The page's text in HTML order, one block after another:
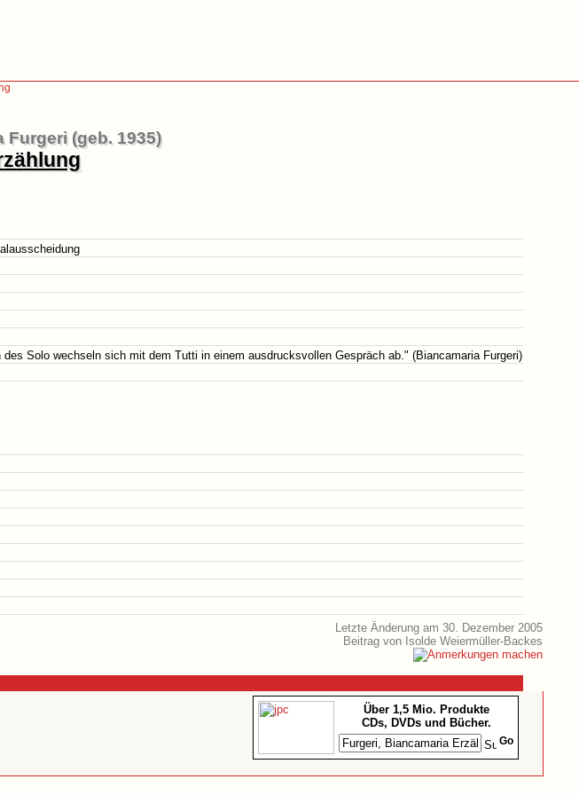
Furgeri (geb. 1935)
Solo wechseln sich mit dem Tutti in einem ausdrucksvollen Gespräch ab." (Biancamaria Furgeri)
Letzte Änderung am 30. Dezember 2005
Beitrag von Isolde Weiermüller-Backes
Über 1,5 Mio. Produkte
CDs, DVDs und Bücher.
Go